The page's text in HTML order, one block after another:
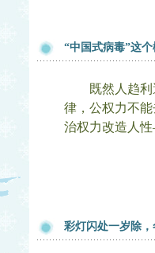
“中国式病毒”这
既然人趋利避
律，公权力不
治权力改造人
彩灯闪处一岁除